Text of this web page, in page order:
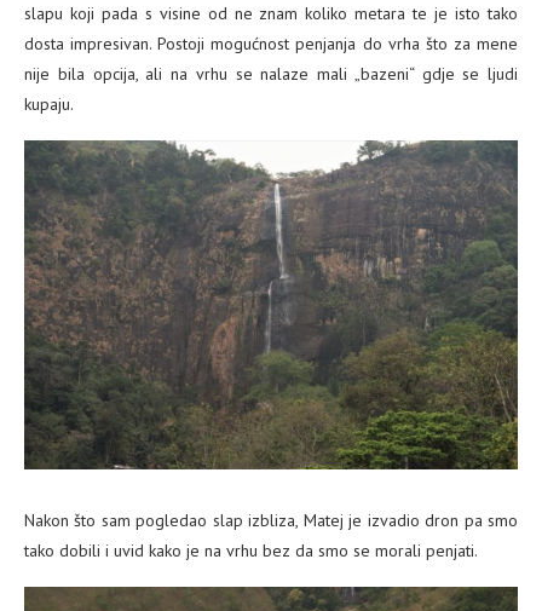
slapu koji pada s visine od ne znam koliko metara te je isto tako
dosta impresivan. Postoji mogućnost penjanja do vrha što za mene
nije bila opcija, ali na vrhu se nalaze mali „bazeni“ gdje se ljudi
kupaju.
Nakon što sam pogledao slap izbliza, Matej je izvadio dron pa smo
tako dobili i uvid kako je na vrhu bez da smo se morali penjati.